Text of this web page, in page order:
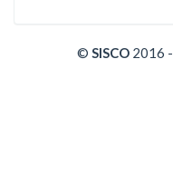
© SISCO 2016